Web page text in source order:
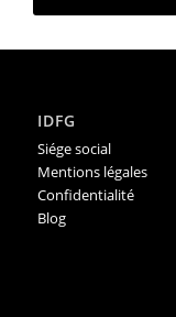
IDFG
Siége social
Mentions légales
Confidentialité
Blog